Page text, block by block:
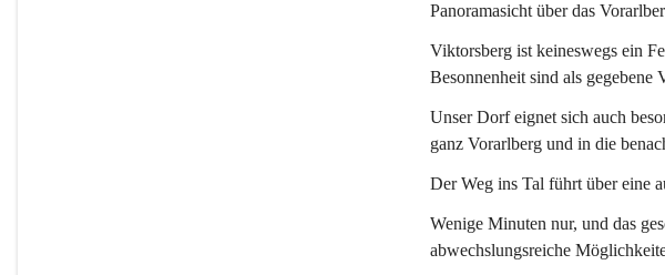
Panoramasicht über das
Viktorsberg ist keineswegs ein
Besonnenheit sind als gegebene
Unser Dorf eignet sich auch
ganz Vorarlberg und in die
Der Weg ins Tal führt über eine
Wenige Minuten nur, und das
abwechslungsreiche